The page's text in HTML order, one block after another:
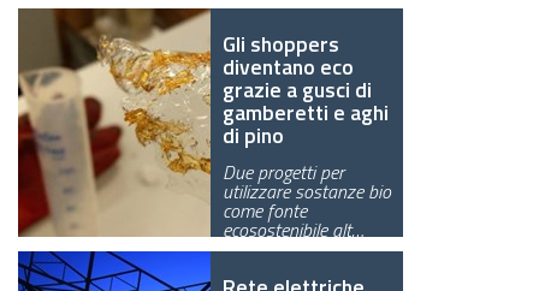
INDUSTRIA VERDE
FOOD&TRAVEL
HEALTH&WELLNESS
GREEN TECH
GLOCAL
Gli shoppers
diventano eco
grazie a gusci di
gamberetti e aghi
di pino
Due progetti per
utilizzare sostanze bio
come fonte
ecosostenibile alt…